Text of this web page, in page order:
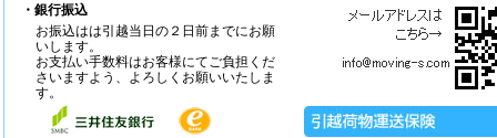
・銀行振込
お振込はは引越当日の２日前までにお願
いします。
お支払い手数料はお客様にてご負担くだ
さいますよう、よろしくお願いいたしま
す。